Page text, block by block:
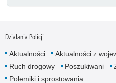
Działania Policji
Aktualności Aktualności z
Ruch drogowy
Poszukiwani
Polemiki i sprostowania